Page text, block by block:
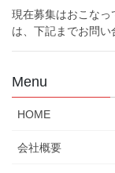
現在募集はおこなっ
は、下記までお問
Menu
HOME
会社概要